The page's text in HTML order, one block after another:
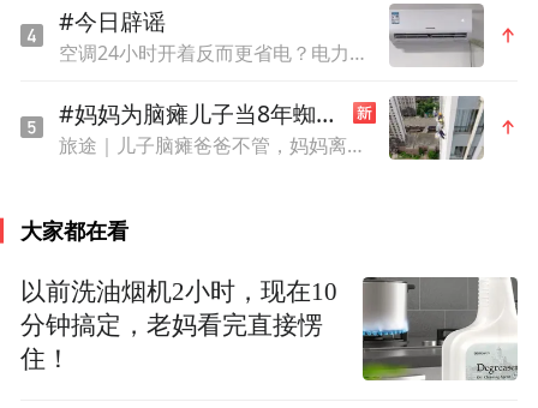
轮通行量大幅减少，导致石油供应下降、价
特原油3月2日开盘价格一度上涨近13%，触
及每桶82美元，创14个月新高。随着冲突升
气出口设施已被迫关闭。
伊朗法尔斯通讯社3日报道称，伊朗伊斯兰革
命卫队海军副司令穆罕默德·阿克巴尔扎德表
#今日辟谣
空调24小时开着反而更省电？电力部门回应
#妈妈为脑瘫儿子当8年蜘蛛人
旅途｜儿子脑瘫爸爸不管，妈妈离婚卖房求医，为赚钱当8年蜘蛛人
大家都在看
以前洗油烟机2小时，现在10
分钟搞定，老妈看完直接愣
住！